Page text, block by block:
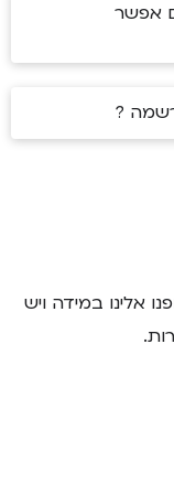
אפשר
?
אלינו במידה ויש